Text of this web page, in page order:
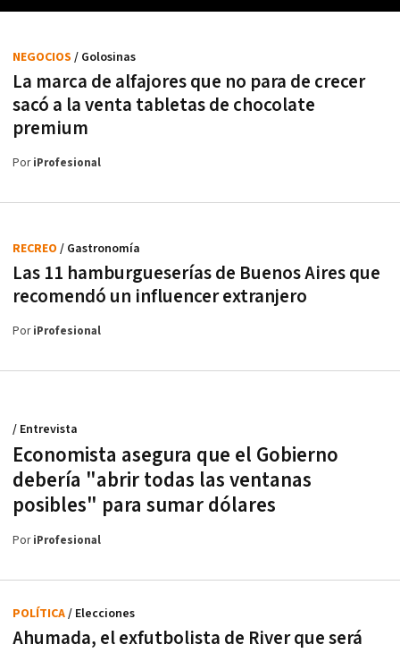
La marca de alfajores que no para de crecer
sacó a la venta tabletas de chocolate
premium
NEGOCIOS / Golosinas
PoriProfesional
Las 11 hamburgueserías de Buenos Aires que
recomendó un influencer extranjero
RECREO / Gastronomía
PoriProfesional
Economista asegura que el Gobierno
debería "abrir todas las ventanas
posibles" para sumar dólares
/ Entrevista
PoriProfesional
Ahumada, el exfutbolista de River que será
POLÍTICA/ Elecciones